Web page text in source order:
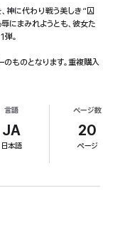
神に代わり戦う美しき“囚
にまみれようとも、彼女た
。
ものとなります。重複購入
言語
JA
日本語
ページ数
20
ページ